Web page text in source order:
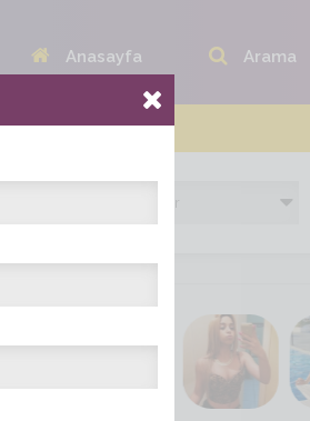
Anasayfa Arama